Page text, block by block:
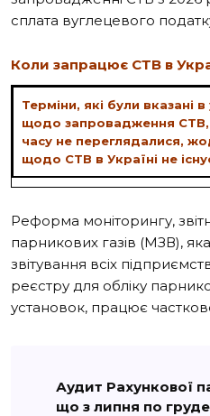
сплата вуглецевого
Коли запрацює СТВ в
Терміни, які були вказані
щодо запровадження СТВ,
часу не переглядалися,
щодо СТВ в Україні не
Реформа моніторингу,
парникових газів (МЗВ),
звітування всіх
реєстру для обліку
установок, працює
Аудит Рахункової
що з липня по